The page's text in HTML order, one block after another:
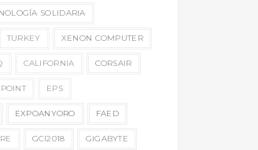
SOLIDARIA
TURKEY XENON COMPUTER
CALIFORNIA CORSAIR
EPS
EXPOANYORO FAED
GCI2018 GIGABYTE